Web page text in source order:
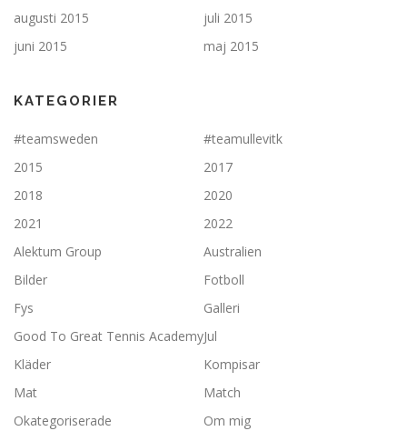
augusti 2015
juli 2015
juni 2015
maj 2015
KATEGORIER
#teamsweden
#teamullevitk
2015
2017
2018
2020
2021
2022
Alektum Group
Australien
Bilder
Fotboll
Fys
Galleri
Good To Great Tennis AcademyJul
Kläder
Kompisar
Mat
Match
Okategoriserade
Om mig